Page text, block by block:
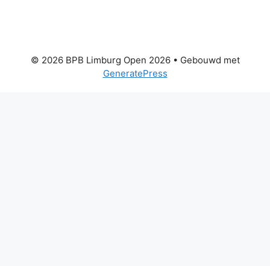
© 2026 BPB Limburg Open 2026• Gebouwd met
GeneratePress